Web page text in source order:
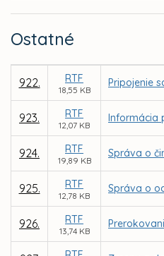
Ostatné
922. RTF
18,55 KB
Pripojenie
923. RTF
12,07 KB
Informácia
924. RTF
19,89 KB
Správa o
925. RTF
12,78 KB
Správa o
926. RTF
13,74 KB